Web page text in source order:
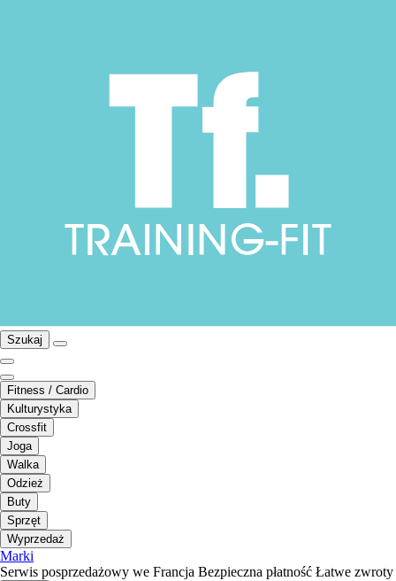
Szukaj
Fitness / Cardio
Kulturystyka
Crossfit
Joga
Walka
Odzież
Buty
Sprzęt
Wyprzedaż
Marki
Serwis posprzedażowy we Francja Bezpieczna płatność Łatwe zwroty